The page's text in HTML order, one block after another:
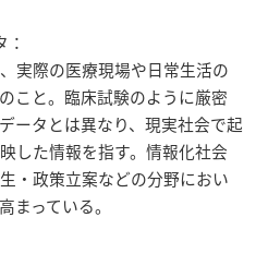
実際の医療現場や日常生活の
こと。臨床試験のように厳密
ータとは異なり、現実社会で起
した情報を指す。情報化社会
・政策立案などの分野におい
まっている。